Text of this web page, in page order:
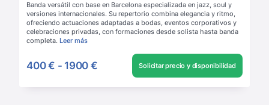
Banda versátil con base en Barcelona especializada en jazz, soul y
versiones internacionales. Su repertorio combina elegancia y ritmo,
ofreciendo actuaciones adaptadas a bodas, eventos corporativos y
celebraciones privadas, con formaciones desde solista hasta banda
completa. Leer más
400 € - 1900 € Solicitar precio y disponibilidad